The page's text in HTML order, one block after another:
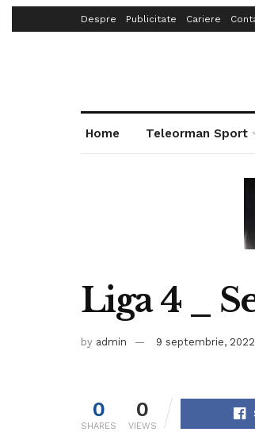
Despre Publicitate Cariere
Home Teleorman Sport
Liga 4 _
by admin 9 septembrie, 2022
0
SHARES
0
VIEWS